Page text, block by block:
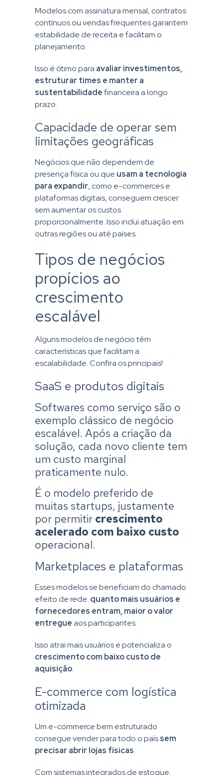
Modelos com assinatura mensal, contratos
contínuos ou vendas frequentes garantem
estabilidade de receita e facilitam o
planejamento.
Isso é ótimo para avaliar investimentos,
estruturar times e manter a
sustentabilidadefinanceira a longo
prazo.
Capacidade de operar sem
limitações geográficas
Negócios que não dependem de
presença física ou que usam a tecnologia
para expandir, como e-commerces e
plataformas digitais, conseguem crescer
sem aumentar os custos
proporcionalmente. Isso inclui atuação em
outras regiões ou até países.
Tipos de negócios
propícios ao
crescimento
escalável
Alguns modelos de negócio têm
características que facilitam a
escalabilidade. Confira os principais!
SaaS e produtos digitais
Softwares como serviço são o
exemplo clássico de negócio
escalável. Após a criação da
solução, cada novo cliente tem
um custo marginal
praticamente nulo.
É o modelo preferido de
muitas startups, justamente
por permitir crescimento
acelerado com baixo custo
operacional.
Marketplaces e plataformas
Esses modelos se beneficiam do chamado
efeito de rede: quanto mais usuários e
fornecedores entram, maior o valor
entregueaos participantes.
Isso atrai mais usuários e potencializa o
crescimento com baixo custo de
aquisição.
E-commerce com logística
otimizada
Um e-commerce bem estruturado
consegue vender para todo o paíssem
precisar abrir lojas físicas.
Com sistemas integrados de estoque,